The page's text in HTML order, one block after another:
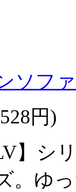
ソフ
円)
】シ
。ゆ